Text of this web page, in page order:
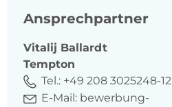
Ansprechpartner
Vitalij Ballardt
Tempton
Tel.: +49 208 3025248-12
E-Mail: bewerbung-